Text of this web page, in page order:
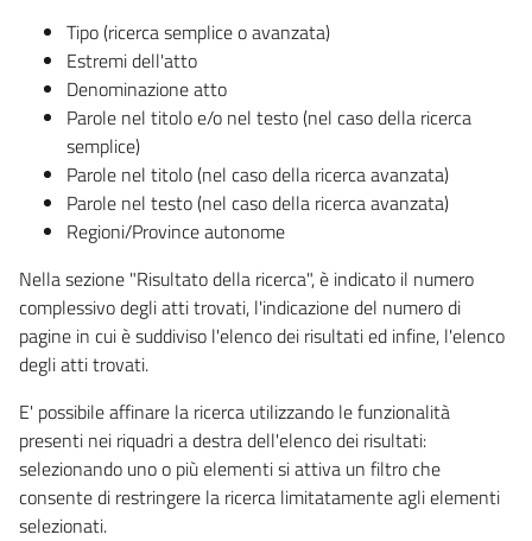
Tipo (ricerca semplice o avanzata)
Estremi dell'atto
Denominazione atto
Parole nel titolo e/o nel testo (nel caso della ricerca
semplice)
Parole nel titolo (nel caso della ricerca avanzata)
Parole nel testo (nel caso della ricerca avanzata)
Regioni/Province autonome
Nella sezione "Risultato della ricerca", è indicato il numero
complessivo degli atti trovati, l'indicazione del numero di
pagine in cui è suddiviso l'elenco dei risultati ed infine, l'elenco
degli atti trovati.
E' possibile affinare la ricerca utilizzando le funzionalità
presenti nei riquadri a destra dell'elenco dei risultati:
selezionando uno o più elementi si attiva un filtro che
consente di restringere la ricerca limitatamente agli elementi
selezionati.